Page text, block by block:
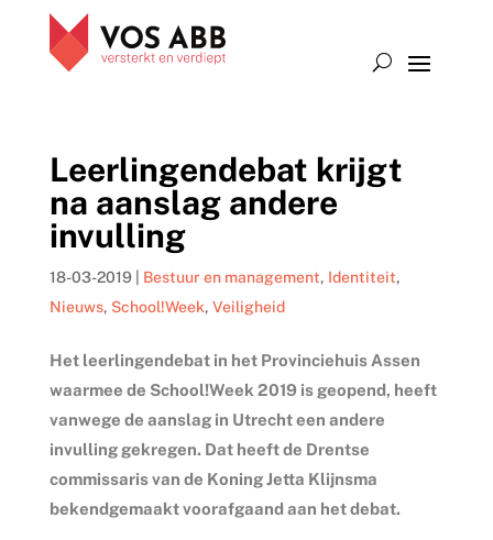
Leerlingendebat krijgt
na aanslag andere
invulling
18-03-2019| Bestuur en management, Identiteit,
Nieuws, School!Week, Veiligheid
Het leerlingendebat in het Provinciehuis Assen
waarmee de School!Week 2019 is geopend, heeft
vanwege de aanslag in Utrecht een andere
invulling gekregen. Dat heeft de Drentse
commissaris van de Koning Jetta Klijnsma
bekendgemaakt voorafgaand aan het debat.